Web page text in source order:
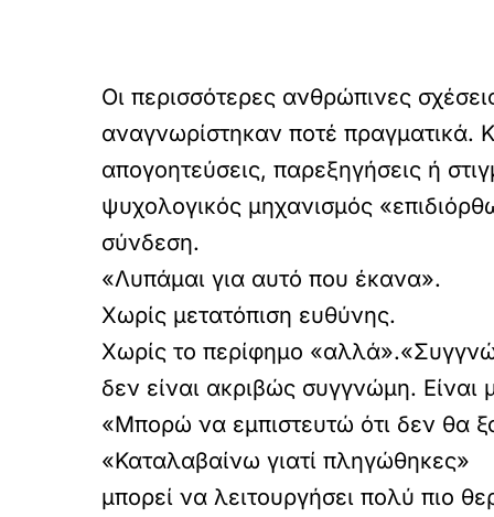
Οι περισσότερες ανθρώπινες
αναγνωρίστηκαν ποτέ πραγματικά.
απογοητεύσεις, παρεξηγήσεις ή
ψυχολογικός μηχανισμός
σύνδεση.
«Λυπάμαι για αυτό που έκανα».
Χωρίς μετατόπιση ευθύνης.
Χωρίς το περίφημο
δεν είναι ακριβώς συγγνώμη. Είναι
«Μπορώ να εμπιστευτώ ότι δεν θα
«Καταλαβαίνω γιατί πληγώθηκες»
μπορεί να λειτουργήσει πολύ πιο